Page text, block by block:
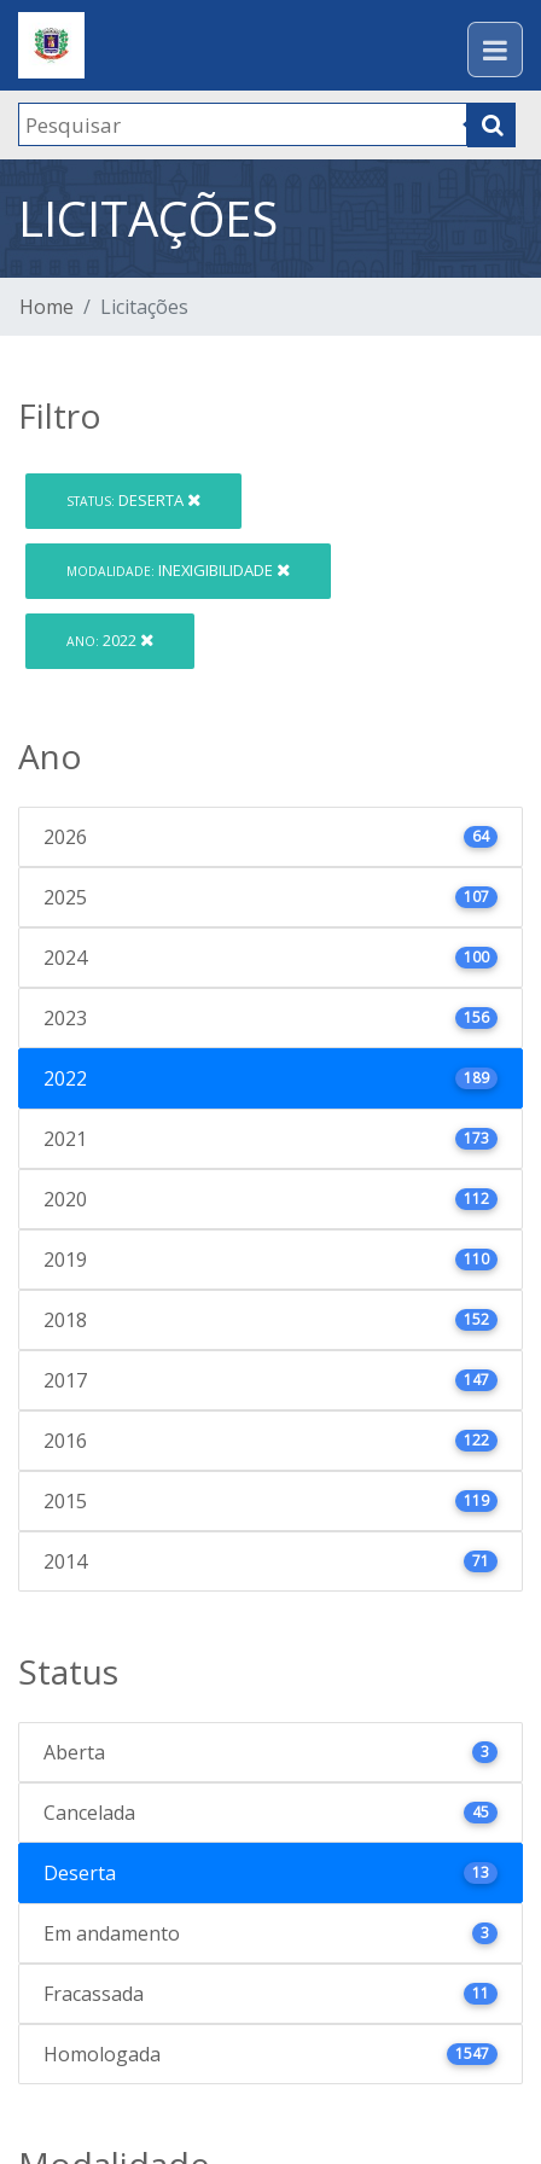
LICITAÇÕES
Home Licitações
Filtro
STATUS: DESERTA
MODALIDADE: INEXIGIBILIDADE
ANO: 2022
Ano
2026 64
2025 107
2024 100
2023 156
2022 189
2021 173
2020 112
2019 110
2018 152
2017 147
2016 122
2015 119
2014 71
Status
Aberta 3
Cancelada 45
Deserta 13
Em andamento 3
Fracassada 11
Homologada 1547